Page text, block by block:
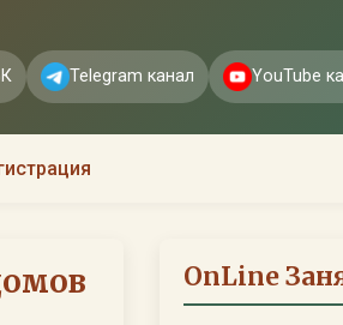
Telegram канал YouTube
OnLine